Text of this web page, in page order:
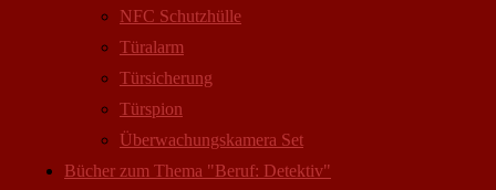
NFC Schutzhülle
Türalarm
Türsicherung
Türspion
Überwachungs­kamera Set
Bücher zum Thema "Beruf: Detektiv"